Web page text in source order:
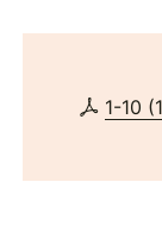
1-10